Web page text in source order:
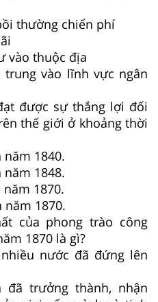
thường chiến phí
vào thuộc địa
vào lĩnh vực ngân
được sự thắng lợi đối
thế giới ở khoảng thời
năm 1840.
năm 1848.
1870.
năm 1870.
của phong trào công
1870 là gì?
nước đã đứng lên
đã trưởng thành, nhận